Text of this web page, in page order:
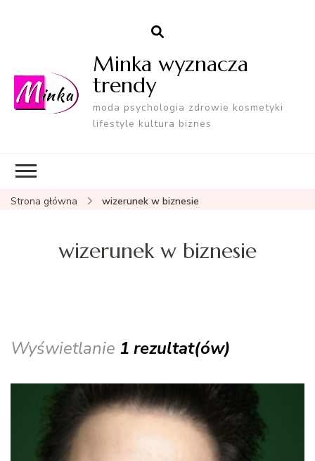
Minka wyznacza
trendy
moda psychologia zdrowie kosmetyki
lifestyle kultura biznes
Strona główna wizerunek w biznesie
wizerunek w biznesie
Wyświetlanie 1 rezultat(ów)